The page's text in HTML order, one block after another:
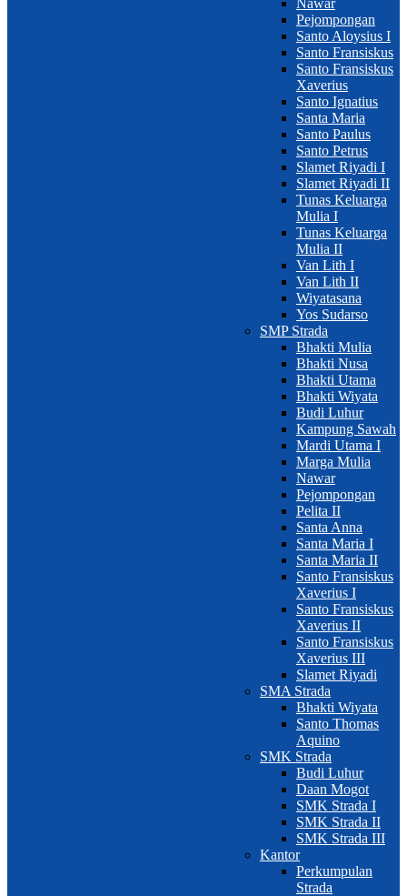
Nawar
Pejompongan
Santo Aloysius I
Santo Fransiskus
Santo Fransiskus
Xaverius
Santo Ignatius
Santa Maria
Santo Paulus
Santo Petrus
Slamet Riyadi I
Slamet Riyadi II
Tunas Keluarga
Mulia I
Tunas Keluarga
Mulia II
Van Lith I
Van Lith II
Wiyatasana
Yos Sudarso
SMP Strada
Bhakti Mulia
Bhakti Nusa
Bhakti Utama
Bhakti Wiyata
Budi Luhur
Kampung Sawah
Mardi Utama I
Marga Mulia
Nawar
Pejompongan
Pelita II
Santa Anna
Santa Maria I
Santa Maria II
Santo Fransiskus
Xaverius I
Santo Fransiskus
Xaverius II
Santo Fransiskus
Xaverius III
Slamet Riyadi
SMA Strada
Bhakti Wiyata
Santo Thomas
Aquino
SMK Strada
Budi Luhur
Daan Mogot
SMK Strada I
SMK Strada II
SMK Strada III
Kantor
Perkumpulan
Strada